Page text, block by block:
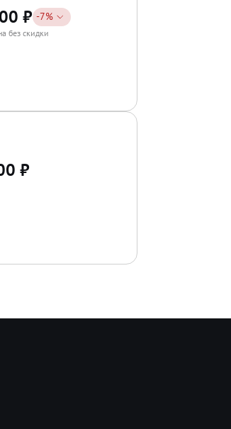
₽ -7%
без скидки
₽